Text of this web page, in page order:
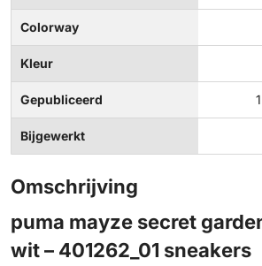
Colorway
Kleur
Gepubliceerd
Bijgewerkt
Omschrijving
puma mayze secret
wit – 401262_01 sneakers